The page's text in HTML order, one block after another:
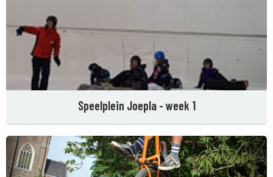
Speelplein Joepla - week 1